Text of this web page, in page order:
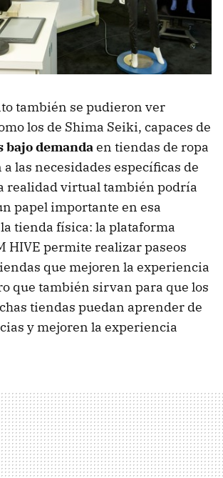
también se pudieron ver
los de Shima Seiki, capaces de
bajo demandaen tiendas de ropa
a las necesidades específicas de
realidad virtual también podría
papel importante en esa
tienda física: la plataforma
HIVE permite realizar paseos
que mejoren la experiencia
que también sirvan para que los
tiendas puedan aprender de
y mejoren la experiencia